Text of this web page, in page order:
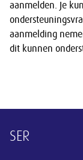
aanmelden. Je
aanmelding
dit kunnen
Overige
SER